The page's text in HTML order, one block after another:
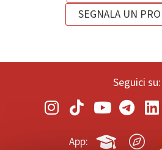
SEGNALA UN
Seguici su:
App: